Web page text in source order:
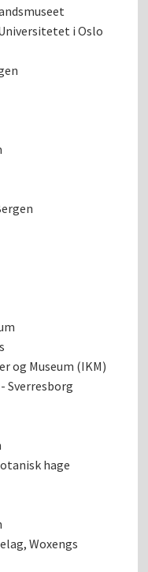
i Oslo
og Museum (IKM)
Sverresborg
hage
Woxengs